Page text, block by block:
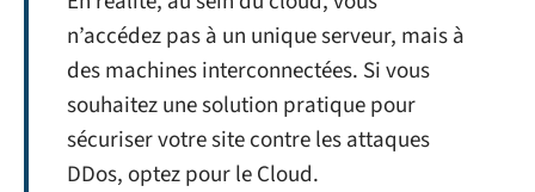
n’accédez pas à un unique serveur, mais à
des machines interconnectées. Si vous
souhaitez une solution pratique pour
sécuriser votre site contre les attaques
DDos, optez pour le Cloud.